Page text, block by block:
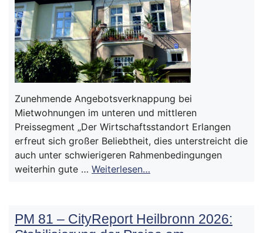
Zunehmende Angebotsverknappung bei
Mietwohnungen im unteren und mittleren
Preissegment „Der Wirtschaftsstandort Erlangen
erfreut sich großer Beliebtheit, dies unterstreicht die
auch unter schwierigeren Rahmenbedingungen
weiterhin gute … Weiterlesen…
PM 81 – CityReport Heilbronn 2026: